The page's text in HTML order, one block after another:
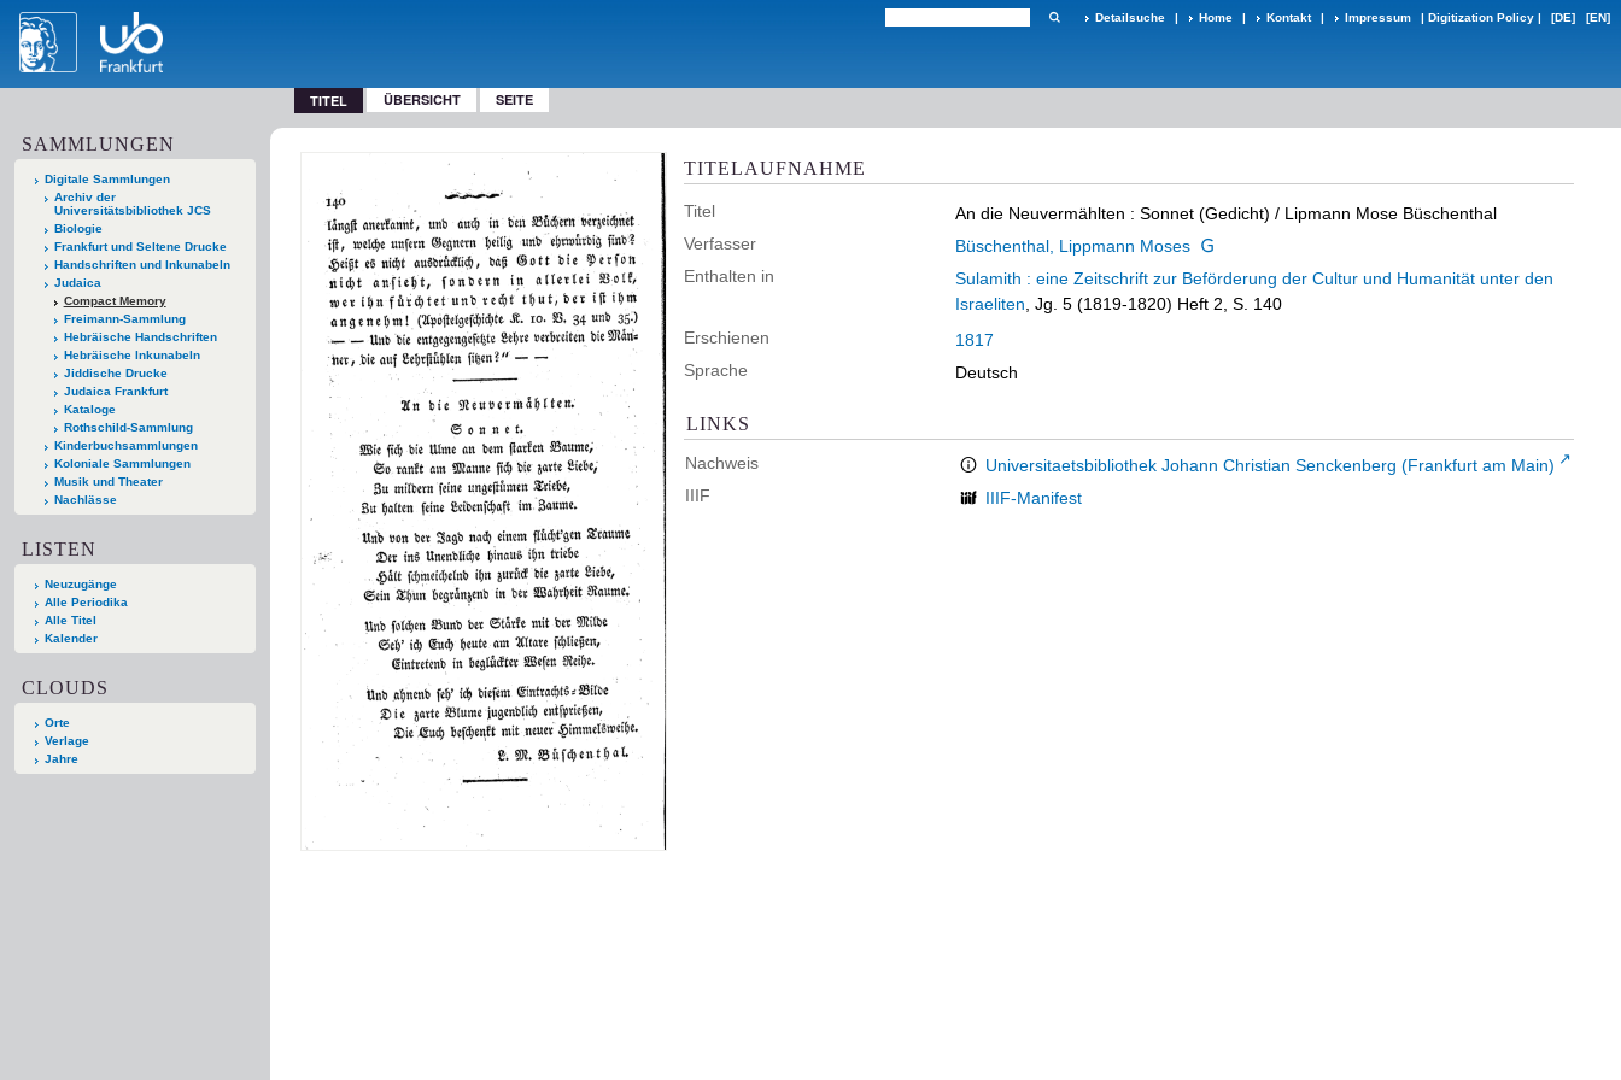
Detailsuche | Home | Kontakt | Impressum | Digitization Policy | [DE] [EN]
TITEL ÜBERSICHT SEITE
SAMMLUNGEN
Digitale Sammlungen
Archiv der
Universitätsbibliothek JCS
Biologie
Frankfurt und Seltene Drucke
Handschriften und Inkunabeln
Judaica
Compact Memory
Freimann-Sammlung
Hebräische Handschriften
Hebräische Inkunabeln
Jiddische Drucke
Judaica Frankfurt
Kataloge
Rothschild-Sammlung
Kinderbuchsammlungen
Koloniale Sammlungen
Musik und Theater
Nachlässe
LISTEN
Neuzugänge
Alle Periodika
Alle Titel
Kalender
CLOUDS
Orte
Verlage
Jahre
TITELAUFNAHME
Titel An die Neuvermählten : Sonnet (Gedicht) / Lipmann Mose Büschenthal
Verfasser
Büschenthal, Lippmann Moses
Enthalten in
Sulamith : eine Zeitschrift zur Beförderung der Cultur und Humanität unter den
Israeliten , Jg. 5 (1819-1820) Heft 2, S. 140
Erschienen
1817
Sprache
Deutsch
LINKS
Nachweis
Universitaetsbibliothek Johann Christian Senckenberg (Frankfurt am Main)
IIIF
IIIF-Manifest